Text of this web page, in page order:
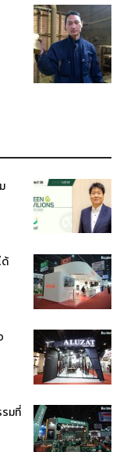
รมที่